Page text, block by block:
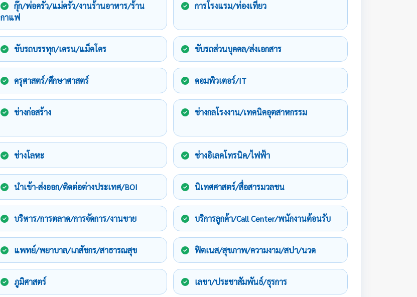
กุ๊ก/พ่อครัว/แม่ครัว/งานร้านอาหาร/ร้าน
กาแฟ
การโรงแรม/ท่องเที่ยว
ขับรถบรรทุก/เครน/แม็คโคร ขับรถส่วนบุคคล/ส่งเอกสาร
ครุศาสตร์/ศึกษาศาสตร์ คอมพิวเตอร์/IT
ช่างก่อสร้าง ช่างกลโรงงาน/เทคนิคอุตสาหกรรม
ช่างโลหะ ช่างอิเลคโทรนิค/ไฟฟ้า
นำเข้า-ส่งออก/ติดต่อต่างประเทศ/BOI นิเทศศาสตร์/สื่อสารมวลชน
บริหาร/การตลาด/การจัดการ/งานขาย บริการลูกค้า/Call Center/พนักงานต้อนรับ
แพทย์/พยาบาล/เภสัชกร/สาธารณสุข ฟิตเนส/สุขภาพ/ความงาม/สปา/นวด
ภูมิศาสตร์ เลขา/ประชาสัมพันธ์/ธุรการ